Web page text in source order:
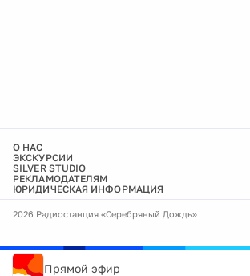
О НАС
ЭКСКУРСИИ
SILVER STUDIO
РЕКЛАМОДАТЕЛЯМ
ЮРИДИЧЕСКАЯ ИНФОРМАЦИЯ
2026 Радиостанция «Серебряный Дождь»
Прямой эфир